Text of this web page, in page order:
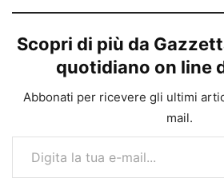
Scopri di più da
quotidiano on line
Abbonati per ricevere gli ultimi
mail.
Digita la tua e-mail...